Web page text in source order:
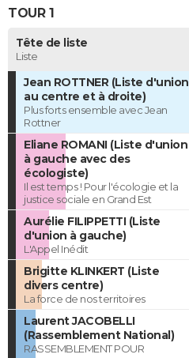
TOUR 1
Tête de liste
Liste
Jean ROTTNER (Liste d'union
au centre et à droite)
Plus forts ensemble avec Jean
Rottner
Eliane ROMANI (Liste d'union
à gauche avec des
écologiste)
Il est temps ! Pour l'écologie et la
justice sociale en Grand Est
Aurélie FILIPPETTI (Liste
d'union à gauche)
L'Appel Inédit
Brigitte KLINKERT (Liste
divers centre)
La force de nos territoires
Laurent JACOBELLI
(Rassemblement National)
RASSEMBLEMENT POUR